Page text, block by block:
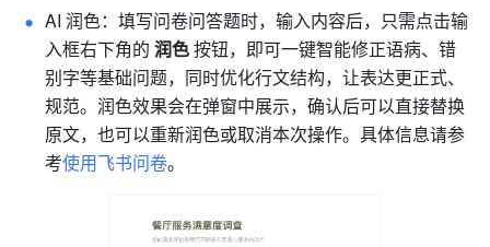
AI 润色：填写问卷问答题时，输入内容后，只需点击输
入框右下角的 润色 按钮，即可一键智能修正语病、错
别字等基础问题，同时优化行文结构，让表达更正式、
规范。润色效果会在弹窗中展示，确认后可以直接替换
原文，也可以重新润色或取消本次操作。具体信息请参
考使用飞书问卷。